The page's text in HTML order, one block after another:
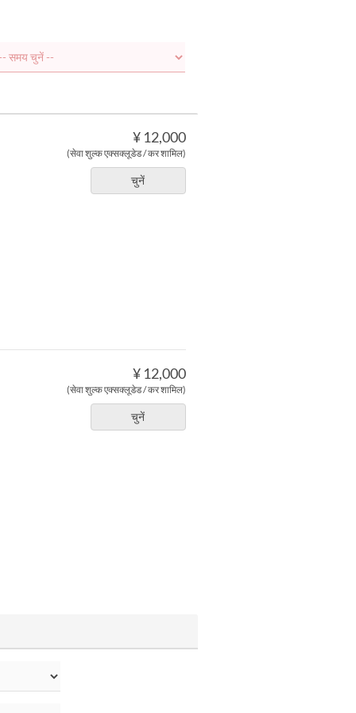
¥ 12,000
(सेवा शुल्क एक्सक्लूडेड / कर शामिल)
चुनें
¥ 12,000
(सेवा शुल्क एक्सक्लूडेड / कर शामिल)
चुनें